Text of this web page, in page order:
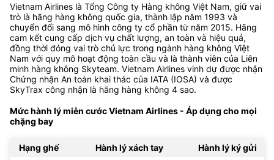
Vietnam Airlines là Tổng Công ty Hàng không Việt Nam, giữ vai
trò là hãng hàng không quốc gia, thành lập năm 1993 và
chuyển đổi sang mô hình công ty cổ phần từ năm 2015. Hãng
cam kết cung cấp dịch vụ chất lượng, an toàn và hiệu quả,
đồng thời đóng vai trò chủ lực trong ngành hàng không Việt
Nam với quy mô hoạt động toàn cầu và là thành viên của Liên
minh hàng không Skyteam. Vietnam Airlines vinh dự được nhận
Chứng nhận An toàn khai thác của IATA (IOSA) và được
SkyTrax công nhận là hãng hàng không 4 sao.
Mức hành lý miễn cước Vietnam Airlines - Áp dụng cho mọi
chặng bay
Hạng ghế Hành lý xách tay Hành lý ký gửi